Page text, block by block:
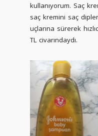
kullanıyorum. Saç
saç kremini saç
uçlarına sürerek
TL civarındaydı.